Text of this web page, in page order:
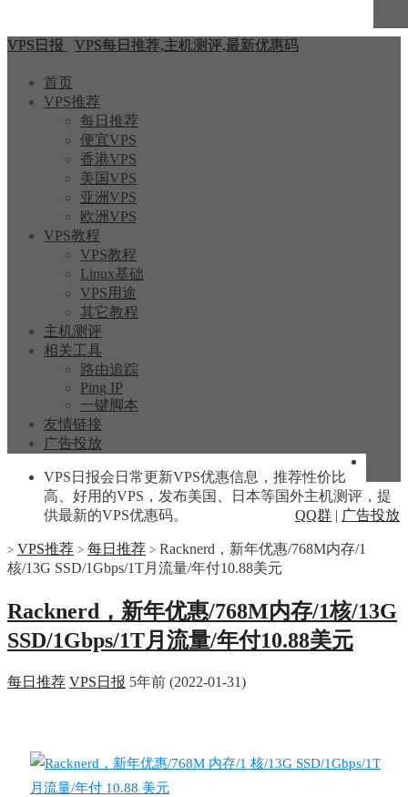
VPS日报 VPS每日推荐,主机测评,最新优惠码
首页
VPS推荐
每日推荐
便宜VPS
香港VPS
美国VPS
亚洲VPS
欧洲VPS
VPS教程
VPS教程
Linux基础
VPS用途
其它教程
主机测评
相关工具
路由追踪
Ping IP
一键脚本
友情链接
广告投放
VPS日报会日常更新VPS优惠信息，推荐性价比
高、好用的VPS，发布美国、日本等国外主机测评，提
供最新的VPS优惠码。
QQ群 | 广告投放
> VPS推荐 > 每日推荐 > Racknerd，新年优惠/768M内存/1
核/13G SSD/1Gbps/1T月流量/年付10.88美元
Racknerd，新年优惠/768M内存/1核/13G
SSD/1Gbps/1T月流量/年付10.88美元
每日推荐 VPS日报 5年前 (2022-01-31)